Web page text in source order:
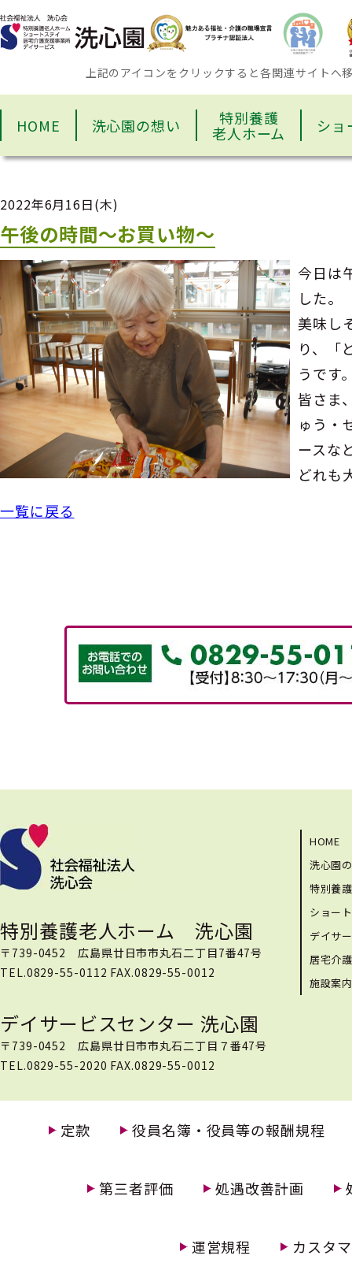
上記のアイコンをクリックすると各関連サイトへ
HOME 洗心園の想い 特別養護
老人ホーム ショ
2022年6月16日(木)
午後の時間～お買い物～
今日は
した。
美味し
り、「
うです
皆さま
ゅう・
ースな
どれも
一覧に戻る
特別養護老人ホーム 洗心園
〒739-0452 広島県廿日市市丸石二丁目7番47号
TEL.0829-55-0112 FAX.0829-55-0012
デイサービスセンター 洗心園
〒739-0452 広島県廿日市市丸石二丁目７番47号
TEL.0829-55-2020 FAX.0829-55-0012
HOME
洗心園
特別養
ショー
デイサ
居宅介
施設案
定款 役員名簿・役員等の報酬規程
第三者評価 処遇改善計画
運営規程 カスタ